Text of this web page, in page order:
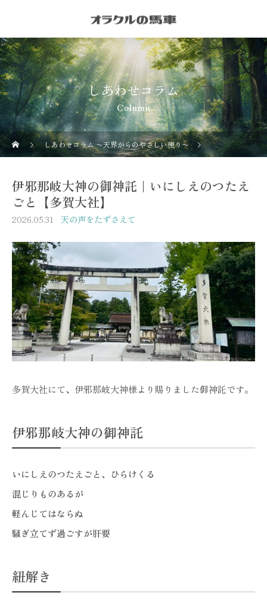
しあわせコラム
Column
しあわせコラム 〜天界からのやさしい便り〜 天の声をたずさ
伊邪那岐大神の御神託｜いにしえのつたえ
ごと【多賀大社】
2026.05.31 天の声をたずさえて
多賀大社にて、伊邪那岐大神様より賜りました御神託です。
伊邪那岐大神の御神託
いにしえのつたえごと、ひらけくる
混じりものあるが
軽んじてはならぬ
騒ぎ立てず過ごすが肝要
紐解き